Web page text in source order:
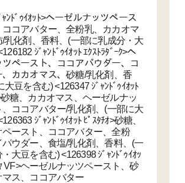
ﾝﾄﾞｩｲｵｯﾄ>ヘーゼルナッツペース
ココアバター、全粉乳、カカオマ
/乳化剤、香料、(一部に乳成分・大
ｼﾞｬﾝﾄﾞｩｲｵｯﾄ ｴｸｽﾄﾗﾀﾞｰｸ>ヘ
ペースト、ココアパウダー、コ
、カカオマス、砂糖/乳化剤、香
豆を含む) <126347 ｼﾞｬﾝﾄﾞｩｲｵｯﾄ
砂糖、カカオマス、ヘーゼルナッ
ココアバター/乳化剤、(一部に大
ｼﾞｬﾝﾄﾞｩｲｵｯﾄ ﾋﾟｽﾀﾁｵ>砂糖、
ペースト、ココアバター、全粉
ウダー、食塩/乳化剤、香料、(一
大豆を含む) <126398 ｼﾞｬﾝﾄﾞｩｲｵｯ
ﾔ VF>ヘーゼルナッツペースト、砂
ス、ココアバター